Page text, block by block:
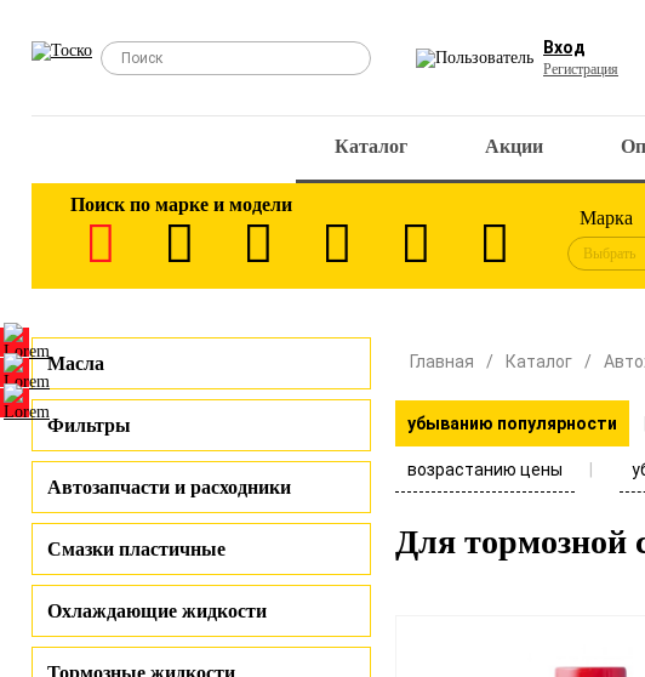
Вход
Регистрация
Каталог Акции
Поиск по марке и модели
Марка
Выбрать
Масла
Фильтры
Автозапчасти и расходники
Смазки пластичные
Охлаждающие жидкости
Тормозные жидкости
Главная Каталог
убыванию популярности
возрастанию цены
Для тормозной